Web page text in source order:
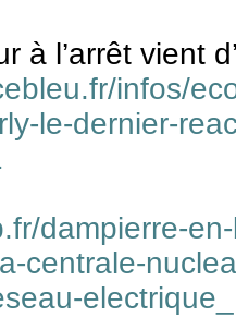
à l’arrêt vient
infos/
le-dernier-
dampierre-
centrale-